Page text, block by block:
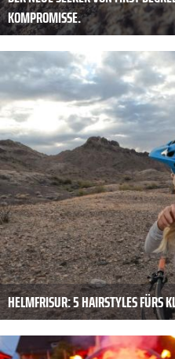
KOMPROMISSE.
HELMFRISUR: 5 HAIRSTYLES FÜRS